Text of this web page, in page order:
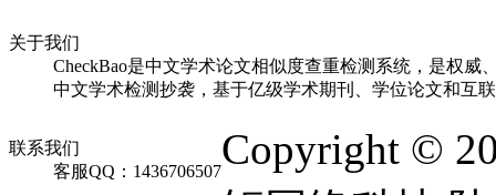
关于我们
CheckBao是中文学术论文相似度查重检测系统，是权
中文学术检测抄袭，基于亿级学术期刊、学位论文和互
联系我们
客服QQ：1436706507Copyright ©